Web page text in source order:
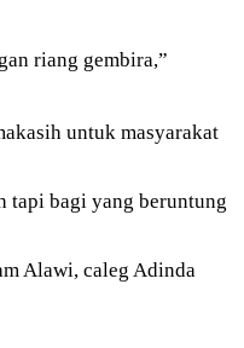
riang gembira,”
untuk masyarakat
tapi bagi yang beruntung
Alawi, caleg Adinda